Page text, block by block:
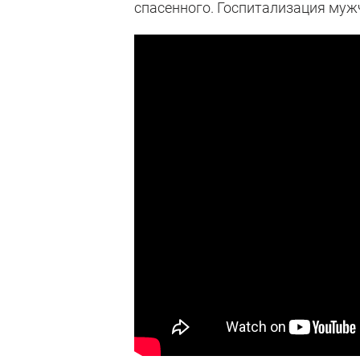
спасенного. Госпитализация